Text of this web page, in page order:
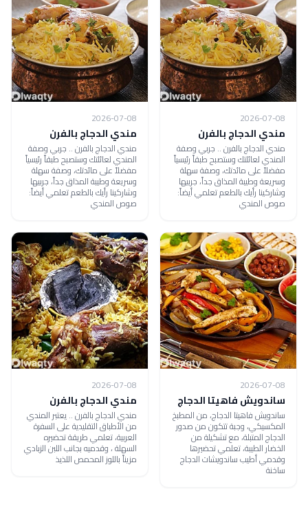
2026-07-08
مندي الدجاج بالفرن
مندي الدجاج بالفرن .. جربي وصفة
المندي لعائلتك وستصبح طبقاً رئيسياً
مفضلاً على مائدتك، وصفة سهلة
وسريعة وطيبة المذاق جداً، جربيها
وشاركينا رأيك بالطعم تعلمي أيضاً:
صوص المندي
2026-07-08
مندي الدجاج بالفرن
مندي الدجاج بالفرن .. جربي وصفة
المندي لعائلتك وستصبح طبقاً رئيسياً
مفضلاً على مائدتك، وصفة سهلة
وسريعة وطيبة المذاق جداً، جربيها
وشاركينا رأيك بالطعم تعلمي أيضاً:
صوص المندي
2026-07-08
ساندويش فاهيتا الدجاج
ساندويش فاهيتا الدجاج، من المطبخ
المكسيكي، وجبة تتكون من صدور
الدجاج المتبلة، مع تشكيلة من
الخضار الطيبة، تعلمي تحضيرها
وقدمي أطيب ساندويشات الدجاج
ساخنة
2026-07-08
مندي الدجاج بالفرن
مندي الدجاج بالفرن .. يعتبر المندي
من الأطباق التقليدية على السفرة
العربية، تعلمي طريقة تحضيره
السهلة ، وقدميه بجانب اللبن الزبادي
مزيناً باللوز المحمص اللذيذ